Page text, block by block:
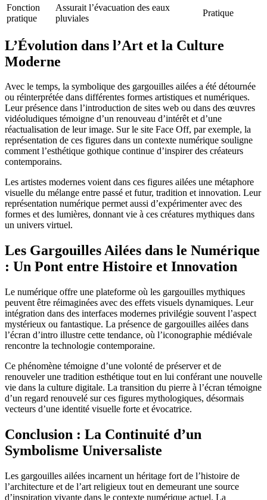
Fonction
pratique
Assurait l’évacuation des eaux
pluviales
Pratique
L’Évolution dans l’Art et la Culture
Moderne
Avec le temps, la symbolique des gargouilles ailées a été détournée
ou réinterprétée dans différentes formes artistiques et numériques.
Leur présence dans l’introduction de sites web ou dans des œuvres
vidéoludiques témoigne d’un renouveau d’intérêt et d’une
réactualisation de leur image. Sur le site Face Off, par exemple, la
représentation de ces figures dans un contexte numérique souligne
comment l’esthétique gothique continue d’inspirer des créateurs
contemporains.
Les artistes modernes voient dans ces figures ailées une métaphore
visuelle du mélange entre passé et futur, tradition et innovation. Leur
représentation numérique permet aussi d’expérimenter avec des
formes et des lumières, donnant vie à ces créatures mythiques dans
un univers virtuel.
Les Gargouilles Ailées dans le Numérique
: Un Pont entre Histoire et Innovation
Le numérique offre une plateforme où les gargouilles mythiques
peuvent être réimaginées avec des effets visuels dynamiques. Leur
intégration dans des interfaces modernes privilégie souvent l’aspect
mystérieux ou fantastique. La présence de gargouilles ailées dans
l’écran d’intro illustre cette tendance, où l’iconographie médiévale
rencontre la technologie contemporaine.
Ce phénomène témoigne d’une volonté de préserver et de
renouveler une tradition esthétique tout en lui conférant une nouvelle
vie dans la culture digitale. La transition du pierre à l’écran témoigne
d’un regard renouvelé sur ces figures mythologiques, désormais
vecteurs d’une identité visuelle forte et évocatrice.
Conclusion : La Continuité d’un
Symbolisme Universaliste
Les gargouilles ailées incarnent un héritage fort de l’histoire de
l’architecture et de l’art religieux tout en demeurant une source
d’inspiration vivante dans le contexte numérique actuel. La